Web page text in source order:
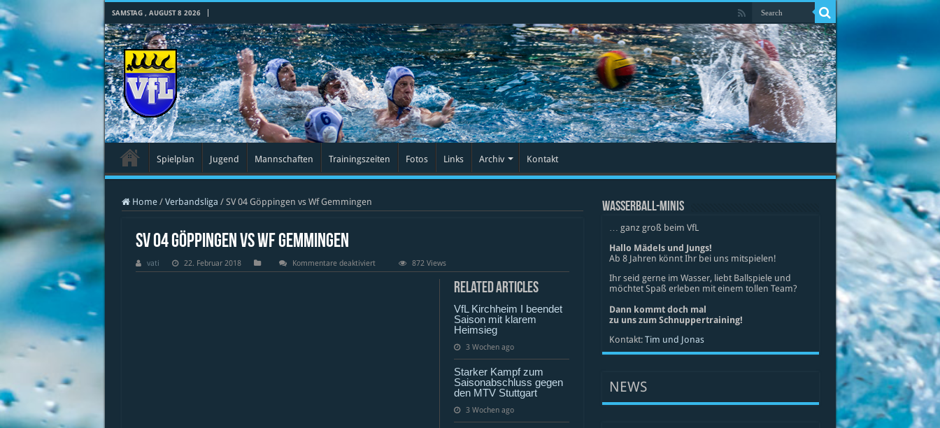
SAMSTAG , AUGUST 8 2026
Spielplan Jugend Mannschaften Trainingszeiten Fotos Links Archiv Kontakt
Home / Verbandsliga / SV 04 Göppingen vs Wf Gemmingen
SV 04 Göppingen vs Wf Gemmingen
vati 22. Februar 2018 Kommentare deaktiviertfür
SV
872 Views
Related Articles
VfL Kirchheim I beendet
Saison mit klarem
Heimsieg
3 Wochen ago
Starker Kampf zum
Saisonabschluss gegen
den MTV Stuttgart
3 Wochen ago
WASSERBALL-MINIS
… ganz groß beim VfL
Hallo Mädels und Jungs!
Ab 8 Jahren könnt Ihr bei uns mitspielen!
Ihr seid gerne im Wasser, liebt Ballspiele und
möchtet Spaß erleben mit einem tollen Team?
Dann kommt doch mal
zu uns zum Schnuppertraining!
Kontakt: Tim und Jonas
NEWS